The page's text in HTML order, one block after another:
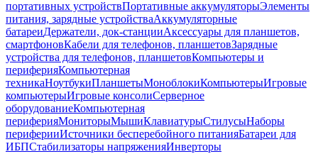
портативных устройствПортативные аккумуляторыЭлементы
питания, зарядные устройстваАккумуляторные
батареиДержатели, док-станцииАксессуары для планшетов,
смартфоновКабели для телефонов, планшетовЗарядные
устройства для телефонов, планшетовКомпьютеры и
периферияКомпьютерная
техникаНоутбукиПланшетыМоноблокиКомпьютерыИгровые
компьютерыИгровые консолиСерверное
оборудованиеКомпьютерная
периферияМониторыМышиКлавиатурыСтилусыНаборы
периферииИсточники бесперебойного питанияБатареи для
ИБПСтабилизаторы напряженияИнверторы